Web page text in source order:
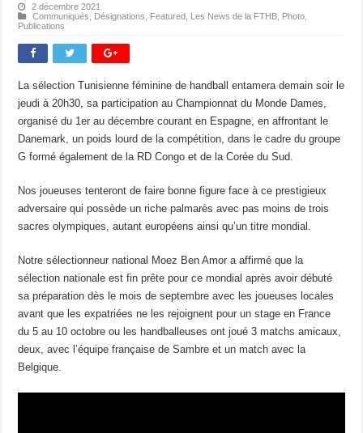
2 décembre 2021
Communiqués
Désignations Featured Les News de la FTHB Photo
Publications
La sélection Tunisienne féminine de handball entamera demain soir le
jeudi à 20h30, sa participation au Championnat du Monde Dames,
organisé du 1er au décembre courant en Espagne, en affrontant le
Danemark, un poids lourd de la compétition, dans le cadre du groupe
G formé également de la RD Congo et de la Corée du Sud.
Nos joueuses tenteront de faire bonne figure face à ce prestigieux
adversaire qui possède un riche palmarès avec pas moins de trois
sacres olympiques, autant européens ainsi qu’un titre mondial.
Notre sélectionneur national Moez Ben Amor a affirmé que la
sélection nationale est fin prête pour ce mondial après avoir débuté
sa préparation dès le mois de septembre avec les joueuses locales
avant que les expatriées ne les rejoignent pour un stage en France
du 5 au 10 octobre ou les handballeuses ont joué 3 matchs amicaux,
deux, avec l’équipe française de Sambre et un match avec la
Belgique.